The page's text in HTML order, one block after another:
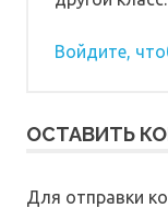
Войдите,
ОСТАВИТЬ
Для отправки